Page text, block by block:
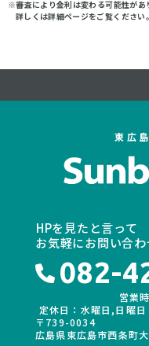
※審査により金利は変わる可能性があ
詳しくは詳細ページをご覧ください。
東広
HPを見たと言って
お気軽にお問い合わ
082-
営業
定休日：水曜日,日曜日
〒739-0034
広島県東広島市西条町